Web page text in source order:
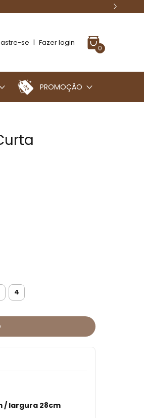
se | Fazer login
0
PROMOÇÃO
4
/ largura 28cm